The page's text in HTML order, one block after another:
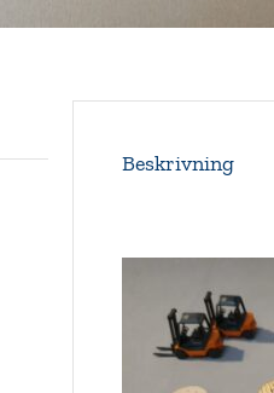
Beskrivning